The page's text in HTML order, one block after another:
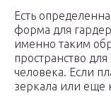
Есть
форма для
именно таким
пространство
человека. Если
зеркала или еще